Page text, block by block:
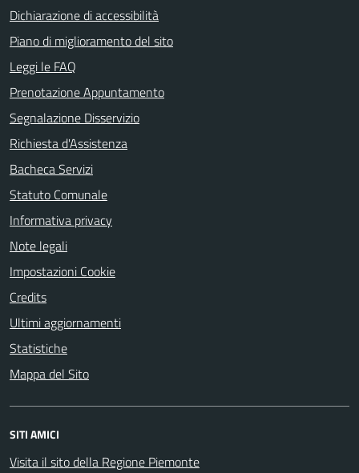
Dichiarazione di accessibilità
Piano di miglioramento del sito
Leggi le FAQ
Prenotazione Appuntamento
Segnalazione Disservizio
Richiesta d'Assistenza
Bacheca Servizi
Statuto Comunale
Informativa privacy
Note legali
Impostazioni Cookie
Credits
Ultimi aggiornamenti
Statistiche
Mappa del Sito
SITI AMICI
Visita il sito della Regione Piemonte